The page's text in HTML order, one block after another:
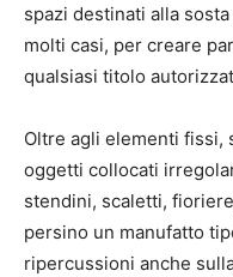
spazi destinati alla
molti casi, per creare
qualsiasi titolo
Oltre agli elementi
oggetti collocati
stendini, scaletti,
persino un manufatto
ripercussioni anche